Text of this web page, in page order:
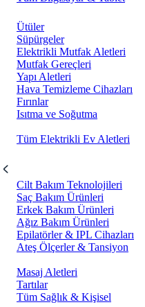
Ütüler
Süpürgeler
Elektrikli Mutfak Aletleri
Mutfak Gereçleri
Yapı Aletleri
Hava Temizleme Cihazları
Fırınlar
Isıtma ve Soğutma
Tüm Elektrikli Ev Aletleri
Cilt Bakım Teknolojileri
Saç Bakım Ürünleri
Erkek Bakım Ürünleri
Ağız Bakım Ürünleri
Epilatörler & IPL Cihazları
Ateş Ölçerler & Tansiyon
Masaj Aletleri
Tartılar
Tüm Sağlık & Kişisel